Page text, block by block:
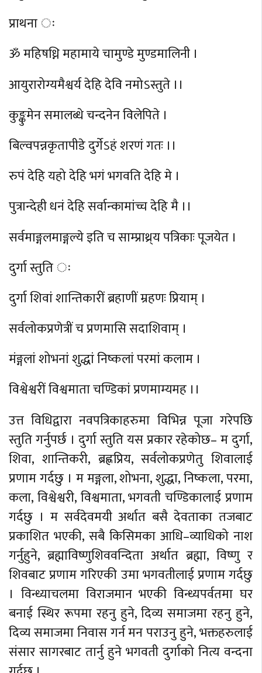
प्राथना ः
ॐ महिषध्नि महामाये चामुण्डे मुण्डमालिनी ।
आयुरारोग्यमैश्वर्य देहि देवि नमोऽस्तुते ।।
कुङ्कुमेन समालब्धे चन्दनेन विलेपिते ।
बिल्वपन्नकृतापीडे दुर्गेऽहं शरणं गतः ।।
रुपं देहि यहो देहि भगं भगवति देहि मे ।
पुत्रान्देही धनं देहि सर्वान्कामांच्च देहि मै ।।
सर्वमाङ्गलमाङ्गल्ये इति च साम्प्राथ्र्य पत्रिकाः पूजयेत ।
दुर्गा स्तुति ः
दुर्गा शिवां शान्तिकारीं ब्रहाणीं म्रहणः प्रियाम् ।
सर्वलोकप्रणेत्रीं च प्रणमासि सदाशिवाम् ।
मंङ्गलां शोभनां शुद्धां निष्कलां परमां कलाम ।
विश्वेश्वरीं विश्वमाता चण्डिकां प्रणमाम्यमह ।।
उत्त विधिद्वारा नवपत्रिकाहरुमा विभिन्न पूजा गरेपछि
स्तुति गर्नुपर्छ । दुर्गा स्तुति यस प्रकार रहेकोछ– म दुर्गा,
शिवा, शान्तिकरी, ब्रह्णप्रिय, सर्वलोकप्रणेतु शिवालाई
प्रणाम गर्दछु । म मङ्गला, शोभना, शुद्धा, निष्कला, परमा,
कला, विश्वेश्वरी, विश्वमाता, भगवती चण्डिकालाई प्रणाम
गर्दछु । म सर्वदेवमयी अर्थात बसै देवताका तजबाट
प्रकाशित भएकी, सबै किसिमका आधि–व्याधिको नाश
गर्नुहुने, ब्रह्माविष्णुशिववन्दिता अर्थात ब्रह्मा, विष्णु र
शिवबाट प्रणाम गरिएकी उमा भगवतीलाई प्रणाम गर्दछु
। विन्ध्याचलमा विराजमान भएकी विन्ध्यपर्वतमा घर
बनाई स्थिर रूपमा रहनु हुने, दिव्य समाजमा रहनु हुने,
दिव्य समाजमा निवास गर्न मन पराउनु हुने, भक्तहरुलाई
संसार सागरबाट तार्नु हुने भगवती दुर्गाको नित्य वन्दना